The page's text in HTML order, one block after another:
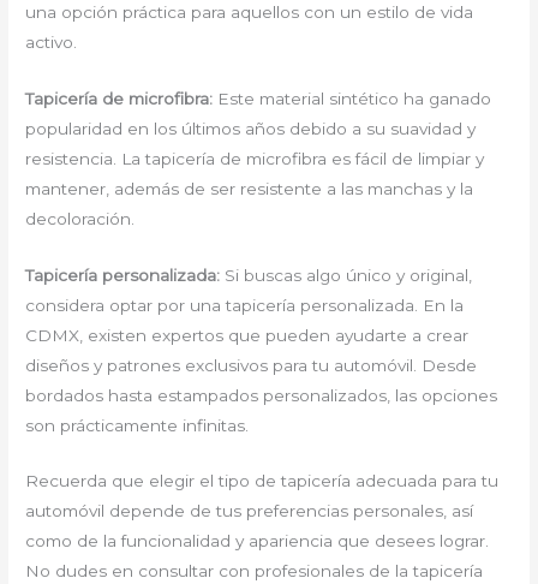
una opción práctica para aquellos con un estilo de vida
activo.
Tapicería de microfibra: Este material sintético ha ganado
popularidad en los últimos años debido a su suavidad y
resistencia. La tapicería de microfibra es fácil de limpiar y
mantener, además de ser resistente a las manchas y la
decoloración.
Tapicería personalizada: Si buscas algo único y original,
considera optar por una tapicería personalizada. En la
CDMX, existen expertos que pueden ayudarte a crear
diseños y patrones exclusivos para tu automóvil. Desde
bordados hasta estampados personalizados, las opciones
son prácticamente infinitas.
Recuerda que elegir el tipo de tapicería adecuada para tu
automóvil depende de tus preferencias personales, así
como de la funcionalidad y apariencia que desees lograr.
No dudes en consultar con profesionales de la tapicería